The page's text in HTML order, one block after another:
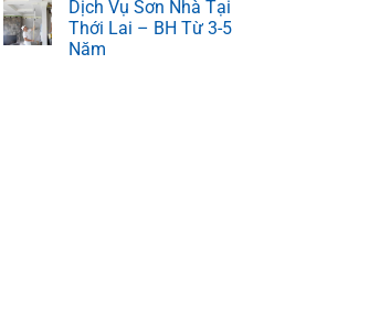
Dịch Vụ Sơn Nhà Tại
Thới Lai – BH Từ 3-5
Năm